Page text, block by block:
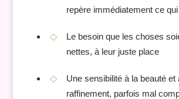
repère immédiatement ce
Le besoin que les choses
nettes, à leur juste place
Une sensibilité à la beauté et
raffinement, parfois mal